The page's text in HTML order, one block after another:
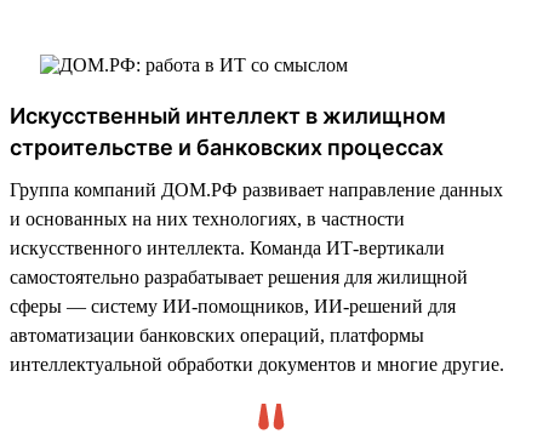
Искусственный интеллект в жилищном
строительстве и банковских процессах
Группа компаний ДОМ.РФ развивает направление данных
и основанных на них технологиях, в частности
искусственного интеллекта. Команда ИТ-вертикали
самостоятельно разрабатывает решения для жилищной
сферы — систему ИИ-помощников, ИИ-решений для
автоматизации банковских операций, платформы
интеллектуальной обработки документов и многие другие.